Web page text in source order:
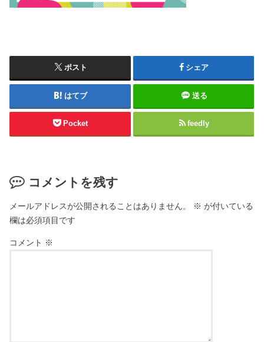
ポスト シェア
はてブ 送る
Pocket feedly
コメントを残す
メールアドレスが公開されることはありません。 ※ が付いている
欄は必須項目です
コメント ※